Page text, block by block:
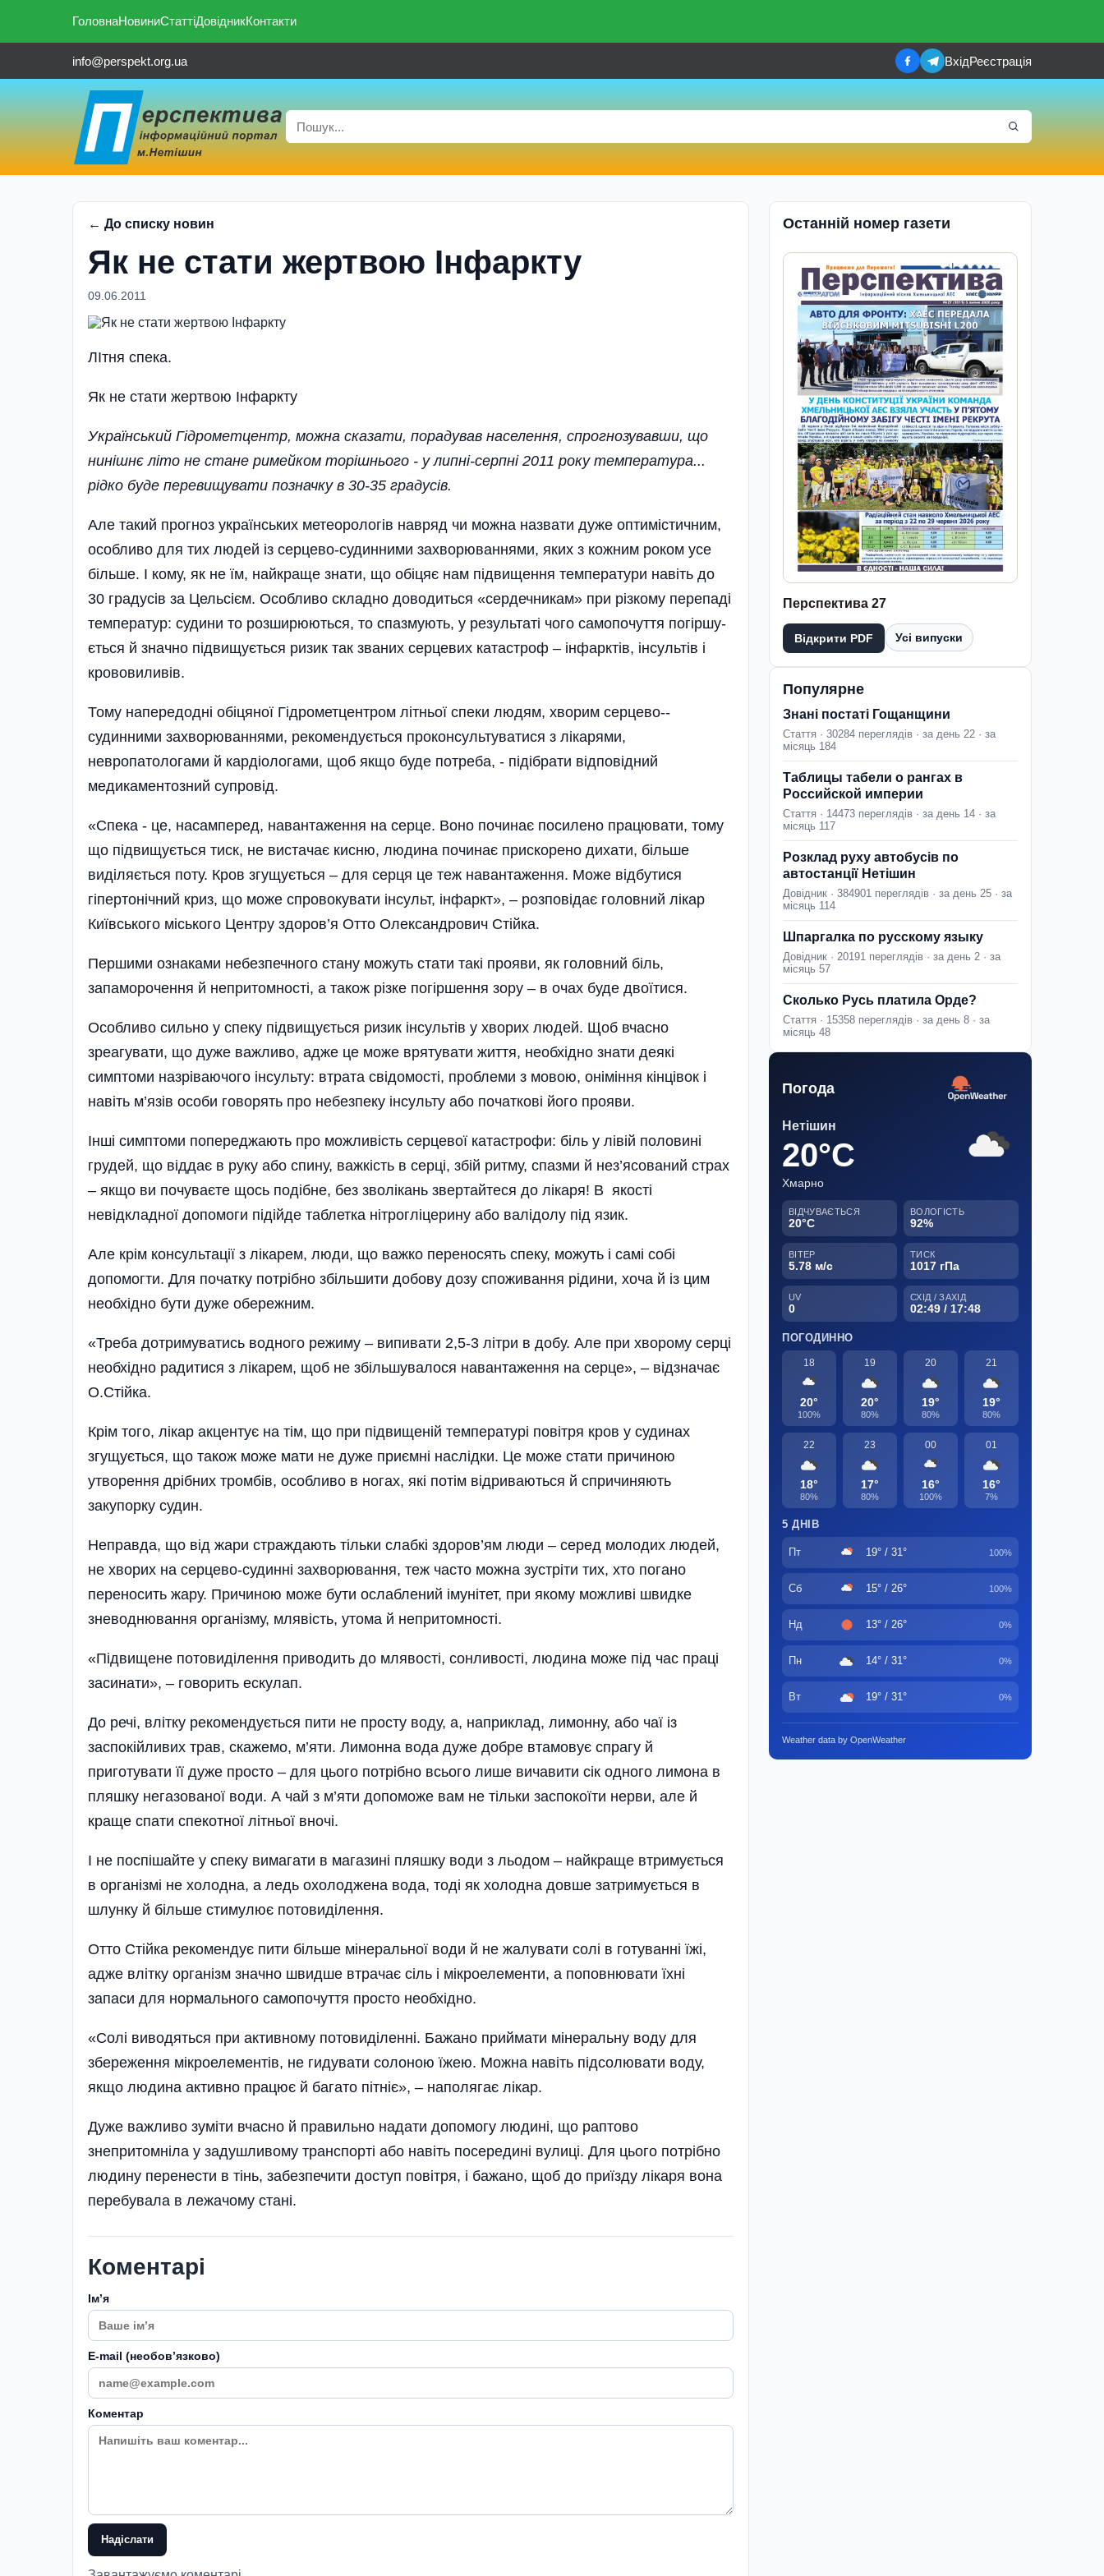
ГоловнаНовиниСтаттіДовідникКонтакти
info@perspekt.org.ua ВхідРеєстрація
← До списку новин
Як не стати жертвою Iнфаркту
09.06.2011
ЛIтня спека.
Як не стати жертвою Iнфаркту
Український Гідрометцентр, можна сказати, порадував населення, спрогнозувавши, що
нинішнє літо не стане римейком торішнього - у липні-серпні 2011 року температура...
рідко буде перевищувати позначку в 30-35 градусів.
Але такий прогноз українських метеорологів навряд чи можна назвати дуже оптимістичним,
особливо для тих людей із серцево-судинними захворюваннями, яких з кожним роком усе
більше. І кому, як не їм, найкраще знати, що обіцяє нам підвищення температури навіть до
30 градусів за Цельсієм. Особливо складно доводиться «сердечникам» при різкому перепаді
температур: судини то розширюються, то спазмують, у результаті чого самопочуття погіршу­
ється й значно підвищується ризик так званих серцевих катастроф – інфарктів, інсультів і
крововиливів.
Тому напередодні обіцяної Гідрометцентром літньої спеки людям, хворим серцево-­
судинними захворюваннями, рекомендується проконсультуватися з лікарями,
невропатологами й кардіологами, щоб якщо буде потреба, - підібрати відповідний
медикаментозний супровід.
«Спека - це, насамперед, навантаження на серце. Воно починає посилено працювати, тому
що підвищується тиск, не вистачає кисню, людина починає прискорено дихати, більше
виділяється поту. Кров згущується – для серця це теж навантаження. Може відбутися
гіпертонічний криз, що може спровокувати інсульт, інфаркт», – розповідає головний лікар
Київського міського Центру здоров’я Отто Олександрович Стійка.
Першими ознаками небезпечного стану можуть стати такі прояви, як головний біль,
запаморочення й непритомності, а також різке погіршення зору – в очах буде двоїтися.
Особливо сильно у спеку підвищується ризик інсультів у хворих людей. Щоб вчасно
зреагувати, що дуже важливо, адже це може врятувати життя, необхідно знати деякі
симптоми назріваючого інсульту: втрата свідомості, проблеми з мовою, оніміння кінцівок і
навіть м’язів особи говорять про небезпеку інсульту або початкові його прояви.
Інші симптоми попереджають про можливість серцевої катастрофи: біль у лівій половині
грудей, що віддає в руку або спину, важкість в серці, збій ритму, спазми й нез’ясований страх
– якщо ви почуваєте щось подібне, без зволікань звертайтеся до лікаря! В якості
невідкладної допомоги підійде таблетка нітрогліцерину або валідолу під язик.
Але крім консультації з лікарем, люди, що важко переносять спеку, можуть і самі собі
допомогти. Для початку потрібно збільшити добову дозу споживання рідини, хоча й із цим
необхідно бути дуже обережним.
«Треба дотримуватись водного режиму – випивати 2,5-3 літри в добу. Але при хворому серці
необхідно радитися з лікарем, щоб не збільшувалося навантаження на серце», – відзначає
О.Стійка.
Крім того, лікар акцентує на тім, що при підвищеній температурі повітря кров у судинах
згущується, що також може мати не дуже приємні наслідки. Це може стати причиною
утворення дрібних тромбів, особливо в ногах, які потім відриваються й спричиняють
закупорку судин.
Неправда, що від жари страждають тільки слабкі здоров’ям люди – серед молодих людей,
не хворих на серцево-судинні захворювання, теж часто можна зустріти тих, хто погано
переносить жару. Причиною може бути ослаблений імунітет, при якому можливі швидке
зневоднювання організму, млявість, утома й непритомності.
«Підвищене потовиділення приводить до млявості, сонливості, людина може під час праці
засинати», – говорить ескулап.
До речі, влітку рекомендується пити не просту воду, а, наприклад, лимонну, або чаї із
заспокійливих трав, скажемо, м’яти. Лимонна вода дуже добре втамовує спрагу й
приготувати її дуже просто – для цього потрібно всього лише вичавити сік одного лимона в
пляшку негазованої води. А чай з м’яти допоможе вам не тільки заспокоїти нерви, але й
краще спати спекотної літньої вночі.
І не поспішайте у спеку вимагати в магазині пляшку води з льодом – найкраще втримується
в організмі не холодна, а ледь охолоджена вода, тоді як холодна довше затримується в
шлунку й більше стимулює потовиділення.
Отто Стійка рекомендує пити більше мінеральної води й не жалувати солі в готуванні їжі,
адже влітку організм значно швидше втрачає сіль і мікроелементи, а поповнювати їхні
запаси для нормального самопочуття просто необхідно­.
«Солі виводяться при активному потовиділенні. Бажано приймати мінеральну воду для
збереження мікроелементів, не гидувати солоною їжею. Можна навіть підсолювати воду,
якщо людина активно працює й багато пітніє», – наполягає лікар.
Дуже важливо зуміти вчасно й правильно надати допомогу людині, що раптово
знепритомніла у задушливому транспорті або навіть посередині вулиці. Для цього потрібно
людину перенести в тінь, забезпечити доступ повітря, і бажано, щоб до приїзду лікаря вона
перебувала в лежачому стані.
Коментарі
Імʼя
E-mail (необовʼязково)
Коментар
Надіслати
Останній номер газети
Перспектива 27
Відкрити PDF Усі випуски
Популярне
Знані постаті Гощанщини
Стаття · 30284 переглядів · за день 22 · за
місяць 184
Таблицы табели о рангах в
Российской империи
Стаття · 14473 переглядів · за день 14 · за
місяць 117
Розклад руху автобусів по
автостанції Нетішин
Довідник · 384901 переглядів · за день 25 · за
місяць 114
Шпаргалка по русскому языку
Довідник · 20191 переглядів · за день 2 · за
місяць 57
Сколько Русь платила Орде?
Стаття · 15358 переглядів · за день 8 · за
місяць 48
Погода
Нетішин
20°C
Хмарно
ВІДЧУВАЄТЬСЯ
20°C
ВОЛОГІСТЬ
92%
ВІТЕР
5.78 м/с
ТИСК
1017 гПа
UV
0
СХІД / ЗАХІД
02:49 / 17:48
ПОГОДИННО
18
20°
100%
19
20°
80%
20
19°
80%
21
19°
80%
22
18°
80%
23
17°
80%
00
16°
100%
01
16°
7%
5 ДНІВ
Пт 19° / 31° 100%
Сб 15° / 26° 100%
Нд 13° / 26° 0%
Пн 14° / 31° 0%
Вт 19° / 31° 0%
Weather data by OpenWeather